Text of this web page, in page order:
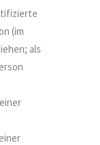
(im
als